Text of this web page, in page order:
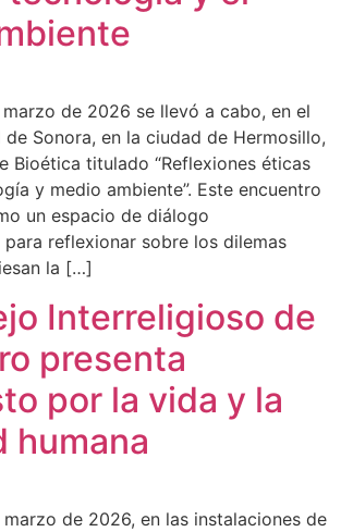
de 2026 se llevó a cabo, en el
de Sonora, en la ciudad de Hermosillo,
Bioética titulado “Reflexiones éticas
y medio ambiente”. Este encuentro
un espacio de diálogo
reflexionar sobre los dilemas
la […]
Interreligioso de
presenta
por la vida y la
humana
de 2026, en las instalaciones de